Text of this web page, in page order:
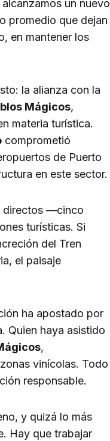
un nuevo
promedio que dejan
en mantener los
la alianza con la
Mágicos,
materia turística.
comprometió
de Puerto
en este sector.
directos —cinco
turísticas. Si
del Tren
el paisaje
ha apostado por
Quien haya asistido
,
vinícolas. Todo
responsable.
y quizá lo más
Hay que trabajar